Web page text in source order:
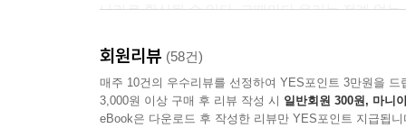
나라로 확산될 수 있다. 그때마다 우리는 전례 없
에어비앤비 같은 공유경제 플랫폼이 등장했고,
수 있다. 이 같은 상황에서 『초예측, 부의 미래
적극적으로 사유할 힘을 선사한다.
회원리뷰 (58건)
매주 10건의 우수리뷰를 선정하여 YES포인트 3만원을 드
3,000원 이상 구매 후 리뷰 작성 시 일반회원 300원, 마니
eBook은 다운로드 후 작성한 리뷰만 YES포인트 지급됩니